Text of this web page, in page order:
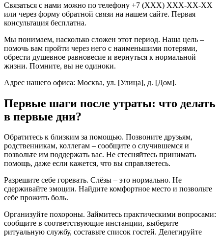
Связаться с нами можно по телефону +7 (XXX) XXX-XX-XX
или через форму обратной связи на нашем сайте. Первая
консультация бесплатна.
Мы понимаем, насколько сложен этот период. Наша цель –
помочь вам пройти через него с наименьшими потерями,
обрести душевное равновесие и вернуться к нормальной
жизни. Помните, вы не одиноки.
Адрес нашего офиса: Москва, ул. [Улица], д. [Дом].
Первые шаги после утраты: что делать
в первые дни?
Обратитесь к близким за помощью. Позвоните друзьям,
родственникам, коллегам – сообщите о случившемся и
позвольте им поддержать вас. Не стесняйтесь принимать
помощь, даже если кажется, что вы справляетесь.
Разрешите себе горевать. Слёзы – это нормально. Не
сдерживайте эмоции. Найдите комфортное место и позвольте
себе прожить боль.
Организуйте похороны. Займитесь практическими вопросами:
сообщите в соответствующие инстанции, выберите
ритуальную службу, составьте список гостей. Делегируйте